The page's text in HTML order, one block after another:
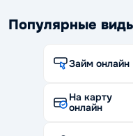
Популярные
Займ онлайн
На карту
онлайн